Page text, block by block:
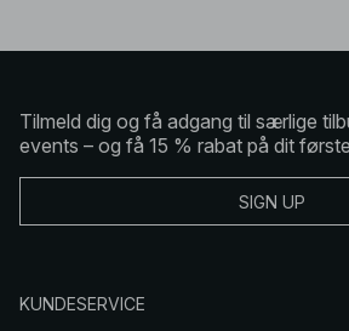
Tilmeld dig og få adgang til særlige
events – og få 15 % rabat på dit
SIGN UP
KUNDESERVICE